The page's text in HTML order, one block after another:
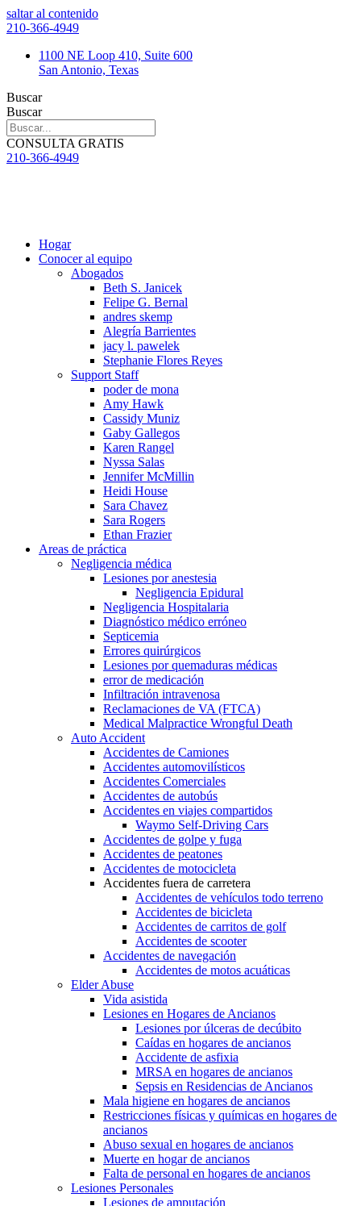
saltar al contenido
210-366-4949
1100 NE Loop 410, Suite 600
San Antonio, Texas
Buscar
Buscar
CONSULTA GRATIS
210-366-4949
Hogar
Conocer al equipo
Abogados
Beth S. Janicek
Felipe G. Bernal
andres skemp
Alegría Barrientes
jacy l. pawelek
Stephanie Flores Reyes
Support Staff
poder de mona
Amy Hawk
Cassidy Muniz
Gaby Gallegos
Karen Rangel
Nyssa Salas
Jennifer McMillin
Heidi House
Sara Chavez
Sara Rogers
Ethan Frazier
Areas de práctica
Negligencia médica
Lesiones por anestesia
Negligencia Epidural
Negligencia Hospitalaria
Diagnóstico médico erróneo
Septicemia
Errores quirúrgicos
Lesiones por quemaduras médicas
error de medicación
Infiltración intravenosa
Reclamaciones de VA (FTCA)
Medical Malpractice Wrongful Death
Auto Accident
Accidentes de Camiones
Accidentes automovilísticos
Accidentes Comerciales
Accidentes de autobús
Accidentes en viajes compartidos
Waymo Self-Driving Cars
Accidentes de golpe y fuga
Accidentes de peatones
Accidentes de motocicleta
Accidentes fuera de carretera
Accidentes de vehículos todo terreno
Accidentes de bicicleta
Accidentes de carritos de golf
Accidentes de scooter
Accidentes de navegación
Accidentes de motos acuáticas
Elder Abuse
Vida asistida
Lesiones en Hogares de Ancianos
Lesiones por úlceras de decúbito
Caídas en hogares de ancianos
Accidente de asfixia
MRSA en hogares de ancianos
Sepsis en Residencias de Ancianos
Mala higiene en hogares de ancianos
Restricciones físicas y químicas en hogares de
ancianos
Abuso sexual en hogares de ancianos
Muerte en hogar de ancianos
Falta de personal en hogares de ancianos
Lesiones Personales
Lesiones de amputación